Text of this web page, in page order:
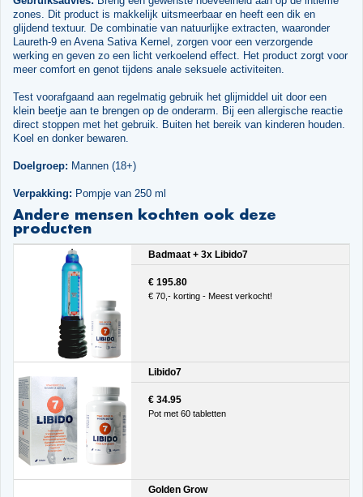
zones. Dit product is makkelijk uitsmeerbaar en heeft een dik en
glijdend textuur. De combinatie van natuurlijke extracten, waaronder
Laureth-9 en Avena Sativa Kernel, zorgen voor een verzorgende
werking en geven zo een licht verkoelend effect. Het product zorgt voor
meer comfort en genot tijdens anale seksuele activiteiten.
Test voorafgaand aan regelmatig gebruik het glijmiddel uit door een
klein beetje aan te brengen op de onderarm. Bij een allergische reactie
direct stoppen met het gebruik. Buiten het bereik van kinderen houden.
Koel en donker bewaren.
Doelgroep: Mannen (18+)
Verpakking: Pompje van 250 ml
Andere mensen kochten ook deze
producten
Badmaat + 3x Libido7
€ 195.80
€ 70,- korting - Meest verkocht!
Libido7
€ 34.95
Pot met 60 tabletten
Golden Grow